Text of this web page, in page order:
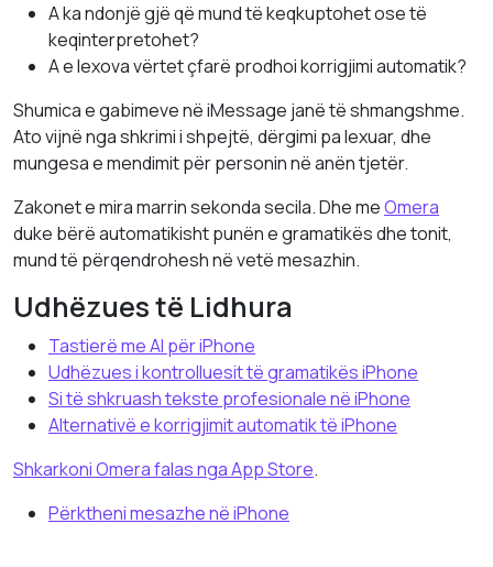
A ka ndonjë gjë që mund të keqkuptohet ose të
keqinterpretohet?
A e lexova vërtet çfarë prodhoi korrigjimi automatik?
Shumica e gabimeve në iMessage janë të shmangshme.
Ato vijnë nga shkrimi i shpejtë, dërgimi pa lexuar, dhe
mungesa e mendimit për personin në anën tjetër.
Zakonet e mira marrin sekonda secila. Dhe meOmera
duke bërë automatikisht punën e gramatikës dhe tonit,
mund të përqendrohesh në vetë mesazhin.
Udhëzues të Lidhura
Tastierë me AI për iPhone
Udhëzues i kontrolluesit të gramatikës iPhone
Si të shkruash tekste profesionale në iPhone
Alternativë e korrigjimit automatik të iPhone
Shkarkoni Omera falas nga App Store.
Përktheni mesazhe në iPhone